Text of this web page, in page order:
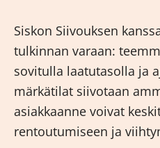
Siskon Siivouksen
tulkinnan varaan:
sovitulla laatutasolla ja
märkätilat siivotaan
asiakkaanne voivat
rentoutumiseen ja